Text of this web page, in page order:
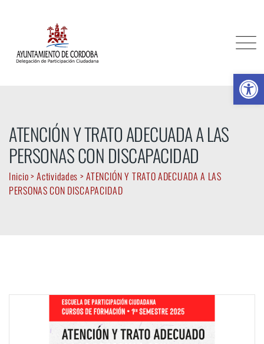
ATENCIÓN Y TRATO ADECUADA A LAS
PERSONAS CON DISCAPACIDAD
Inicio>Actividades >ATENCIÓN Y TRATO ADECUADA A LAS
PERSONAS CON DISCAPACIDAD